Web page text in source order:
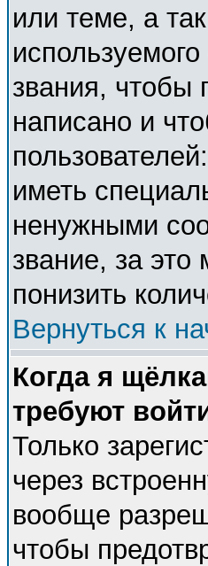
или теме, а
звания, чтобы
написано и
иметь
ненужными
звание, за
понизить
Вернуться к
Когда я
требуют
Только
через
вообще
чтобы